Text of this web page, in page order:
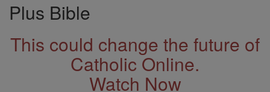
Plus Bible
This could change the future of
Catholic Online.
Watch Now